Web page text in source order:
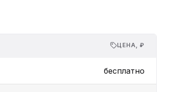
ЦЕНА, ₽
бесплатно